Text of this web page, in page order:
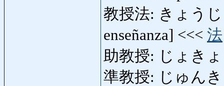
教授法: きょうじ
enseñanza] <<< 法
助教授: じょきょ
準教授: じゅん